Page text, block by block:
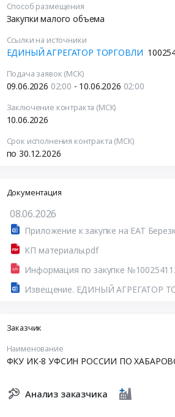
Способ размещения
Закупки малого объема
Ссылки на источники
ЕДИНЫЙ АГРЕГАТОР ТОРГОВЛИ
Подача заявок (МСК)
09.06.2026 02:00 - 10.06.2026 02:00
Заключение контракта (МСК)
10.06.2026
Срок исполнения контракта (МСК)
по 30.12.2026
Документация
08.06.2026
КП материалы.pdf
Заказчик
Наименование
ФКУ ИК-8 УФСИН РОССИИ ПО
Анализ заказчика